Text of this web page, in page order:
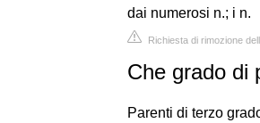
dai numerosi n.; i n.
Richiesta di rimozione
Che grado di
Parenti di terzo